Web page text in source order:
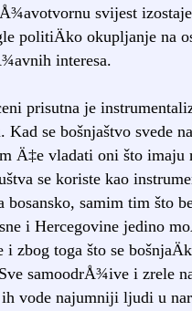
svijest
politiÄko okupljanje na
interesa.
prisutna je
Kad se bošnjaštvo svede
Ä‡e vladati oni što imaju
se koriste kao
bosansko, samim tim što
i Hercegovine jedino
i zbog toga što se
samoodrÅ¾ive i zrele
vode najumniji ljudi u